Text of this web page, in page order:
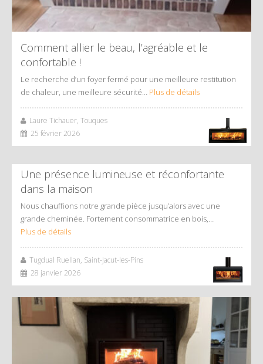
Comment allier le beau, l’agréable et le
confortable !
Le recherche d’un foyer fermé pour une meilleure restitution
de chaleur, une meilleure sécurité… Plus de détails
Laure Tichauer, Touques
25 février 2026
Une présence lumineuse et réconfortante
dans la maison
Nous chauffions notre grande pièce jusqu’alors avec une
grande cheminée. Fortement consommatrice en bois,…
Plus de détails
Tugdual Ruellan, Saint-Jacut-les-Pins
28 janvier 2026